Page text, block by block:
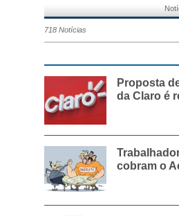
718 Notícias
Proposta
da Claro é
cobram o